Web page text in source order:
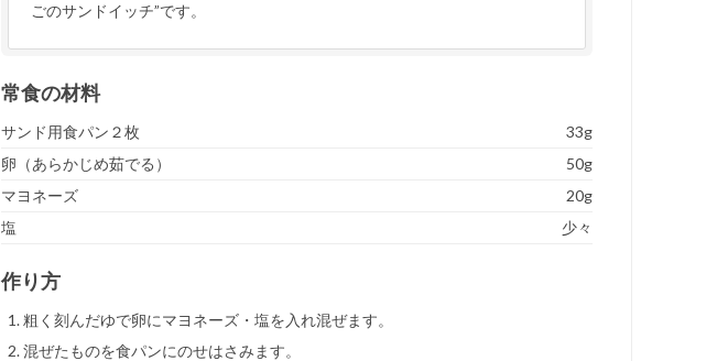
ごのサンドイッチ”です。
常食の材料
サンド用食パン２枚
33g
卵（あらかじめ茹でる）
50g
マヨネーズ
20g
塩
少々
作り方
粗く刻んだゆで卵にマヨネーズ・塩を入れ混ぜます。
混ぜたものを食パンにのせはさみます。